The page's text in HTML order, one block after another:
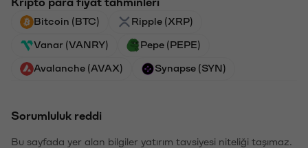
Kripto para fiyat tahminleri
Bitcoin (BTC) Ripple (XRP)
Vanar (VANRY) Pepe (PEPE)
Avalanche (AVAX) Synapse (SYN)
Sorumluluk reddi
Bu sayfada yer alan bilgiler yatırım tavsiyesi niteliği taşımaz.